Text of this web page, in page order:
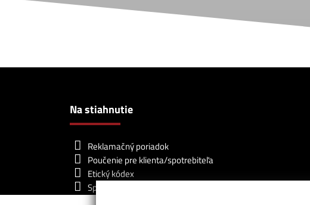
Na stiahnutie
Reklamačný poriadok
Poučenie pre klienta/spotrebiteľa
Etický kódex
Sprostredkovateľská zmluva NARKS